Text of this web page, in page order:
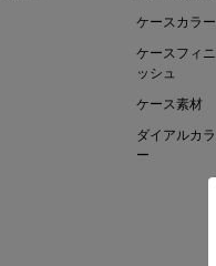
ケースカラー
ケースフィニ
ッシュ
ケース素材
ダイアルカラ
ー